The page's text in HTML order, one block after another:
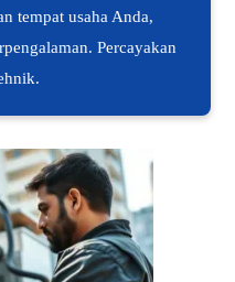
tempat usaha Anda,
Percayakan